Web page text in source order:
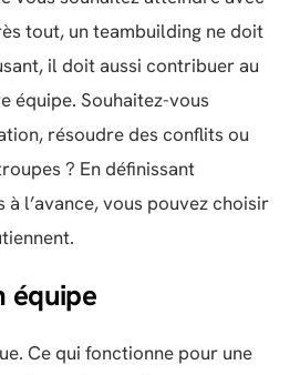
tout, un teambuilding ne doit
il doit aussi contribuer au
équipe. Souhaitez-vous
résoudre des conflits ou
? En définissant
l’avance, vous pouvez choisir
équipe
Ce qui fonctionne pour une